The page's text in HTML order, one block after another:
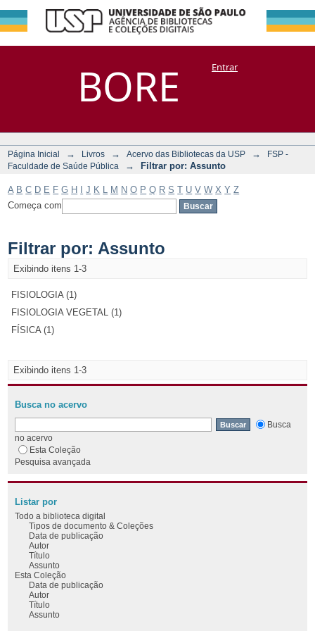
BORE
Filtrar por:
Assunto
DSpace/Manakin + CoriscoEntrar
Página Inicial → Livros → Acervo das Bibliotecas da USP →
FSP -
Faculdade de Saúde Pública
→ Filtrar por: Assunto
A B C D E F G H J K M N O P Q R S T U V W X Y Z
Começa com
Filtrar por: Assunto
Exibindo itens 1-3
FISIOLOGIA (1)
FISIOLOGIA VEGETAL (1)
FÍSICA (1)
Exibindo itens 1-3
Busca no acervo
Busca
no acervo
Esta Coleção
Pesquisa avançada
Listar por
Todo a biblioteca digital
Tipos de documento & Coleções
Data de publicação
Autor
Título
Assunto
Esta Coleção
Data de publicação
Autor
Título
Assunto